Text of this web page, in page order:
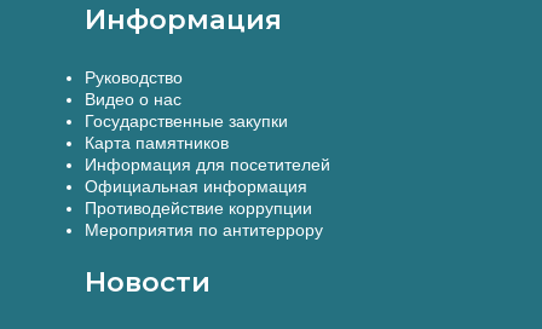
Информация
Руководство
Видео о нас
Государственные закупки
Карта памятников
Информация для посетителей
Официальная информация
Противодействие коррупции
Мероприятия по антитеррору
Новости